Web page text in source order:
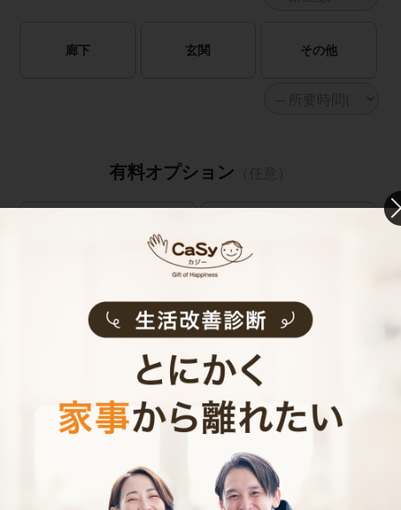
廊下 玄関 その他
有料オプション
(物理キー)
お見積り内容